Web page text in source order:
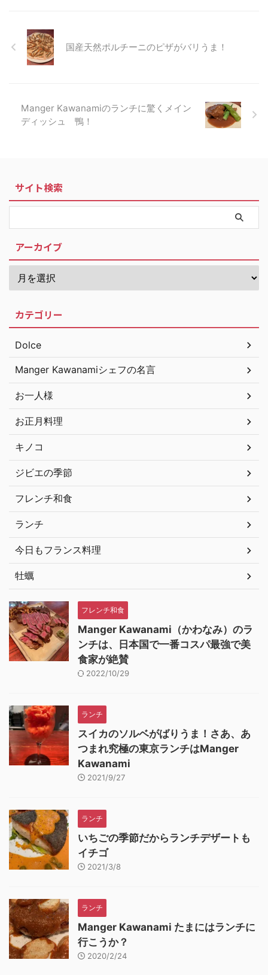
国産天然ポルチーニのピザがバリうま！
Manger Kawanamiのランチに驚くメイン
ディッシュ 鴨！
サイト検索
アーカイブ
カテゴリー
Dolce
Manger Kawanamiシェフの名言
お一人様
お正月料理
キノコ
ジビエの季節
フレンチ和食
ランチ
今日もフランス料理
牡蠣
フレンチ和食
Manger Kawanami（かわなみ）のラ
ンチは、日本国で一番コスパ最強で美
食家が絶賛
2022/10/29
ランチ
スイカのソルベがばりうま！さあ、あ
つまれ究極の東京ランチはManger
Kawanami
2021/9/27
ランチ
いちごの季節だからランチデザートも
イチゴ
2021/3/8
ランチ
Manger Kawanami たまにはランチに
行こうか？
2020/2/24